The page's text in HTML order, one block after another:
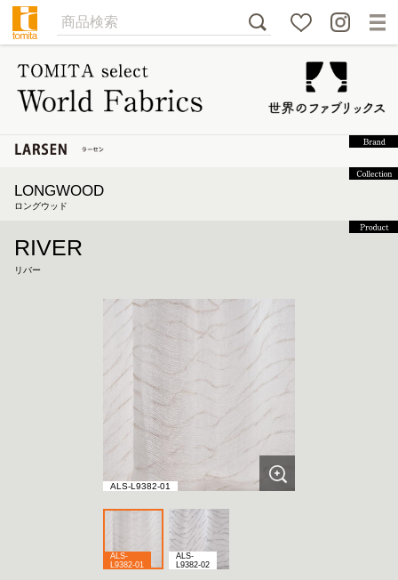
LONGWOOD
ロングウッド
RIVER
リバー
ALS-L9382-01
ALS-
L9382-01
ALS-
L9382-02